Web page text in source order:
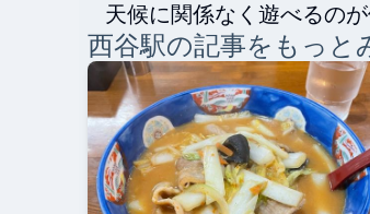
天候に関係なく遊べるの
西谷駅の記事をもっと